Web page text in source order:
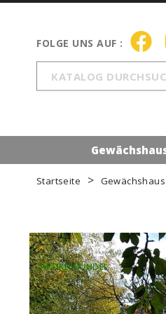
Startseite
ARTIKELBÜNDEL